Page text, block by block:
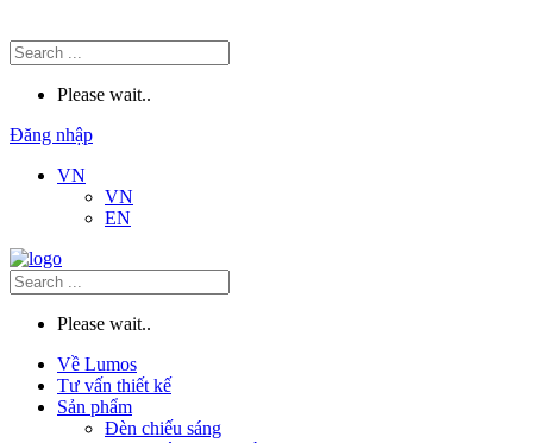
Please wait..
Đăng nhập
VN
VN
EN
Please wait..
Về Lumos
Tư vấn thiết kế
Sản phẩm
Đèn chiếu sáng